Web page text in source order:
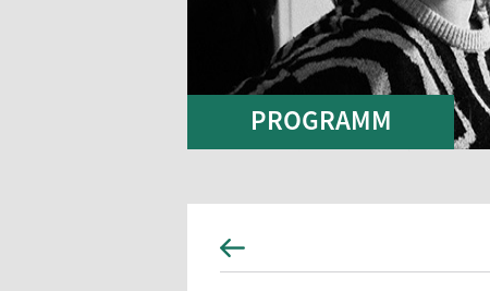
PROGRAMM